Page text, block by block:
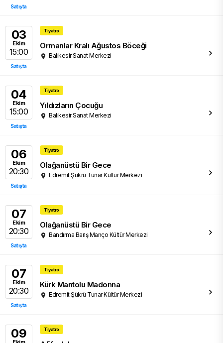
Satışta
03
Ekim
15:00
Satışta
Tiyatro
Ormanlar Kralı Ağustos Böceği
Balıkesir Sanat Merkezi
04
Ekim
15:00
Satışta
Tiyatro
Yıldızların Çocuğu
Balıkesir Sanat Merkezi
06
Ekim
20:30
Satışta
Tiyatro
Olağanüstü Bir Gece
Edremit Şükrü Tunar Kültür Merkezi
07
Ekim
20:30
Satışta
Tiyatro
Olağanüstü Bir Gece
Bandırma Barış Manço Kültür Merkezi
07
Ekim
20:30
Satışta
Tiyatro
Kürk Mantolu Madonna
Edremit Şükrü Tunar Kültür Merkezi
09 Tiyatro